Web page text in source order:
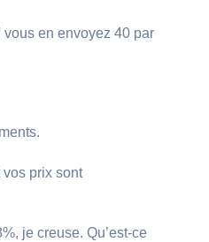
en envoyez 40 par
prix sont
je creuse. Qu’est-ce